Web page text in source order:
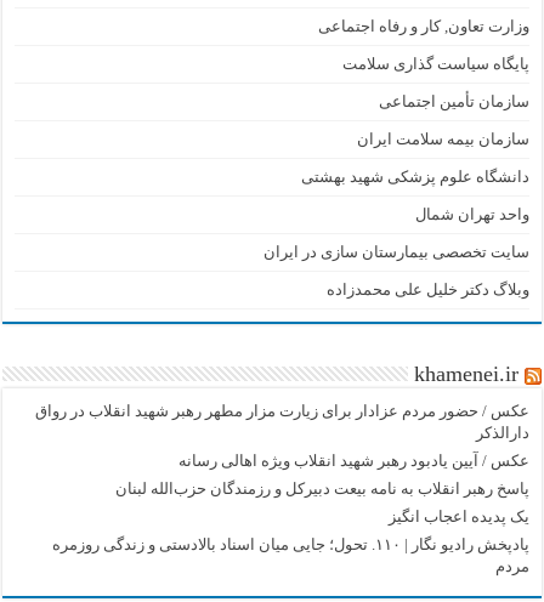
وزارت تعاون, کار و رفاه اجتماعی
پایگاه سیاست گذاری سلامت
سازمان تأمین اجتماعی
سازمان بیمه سلامت ایران
دانشگاه علوم پزشکی شهید بهشتی
واحد تهران شمال
سایت تخصصی بیمارستان سازی در ایران
وبلاگ دکتر خلیل علی محمدزاده
khamenei.ir
عکس / حضور مردم عزادار برای زیارت مزار مطهر رهبر شهید انقلاب در رواق
دارالذکر
عکس / آیین یادبود رهبر شهید انقلاب ویژه اهالی رسانه
پاسخ رهبر انقلاب به نامه بیعت دبیرکل و رزمندگان حزب‌الله لبنان
یک پدیده اعجاب انگیز
پادپخش رادیو نگار | ۱۱۰. تحول؛ جایی میان اسناد بالادستی و زندگی روزمره
مردم